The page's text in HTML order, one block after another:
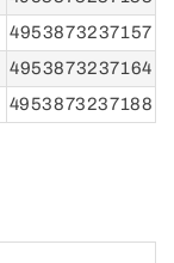
4953873237157
4953873237164
4953873237188